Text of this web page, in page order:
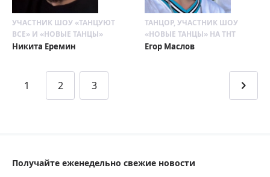
УЧАСТНИК ШОУ «ТАНЦУЮТ
ВСЕ» И «НОВЫЕ ТАНЦЫ»
Никита Еремин
ТАНЦОР, УЧАСТНИК ШОУ
«НОВЫЕ ТАНЦЫ» НА ТНТ
Егор Маслов
1 2 3
Получайте еженедельно свежие новости